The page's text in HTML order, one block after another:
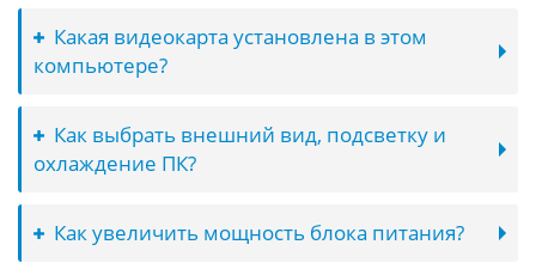
Какая видеокарта установлена в этом
компьютере?
Как выбрать внешний вид, подсветку и
охлаждение ПК?
Как увеличить мощность блока питания?